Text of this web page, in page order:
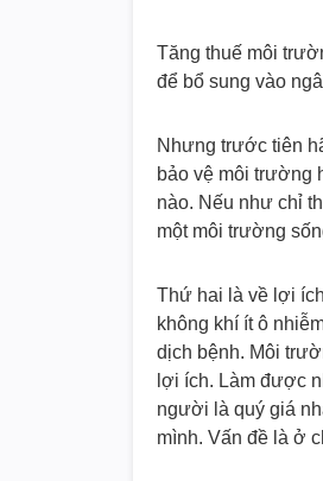
Tăng thuế môi
để bổ sung vào
Nhưng trước tiên
bảo vệ môi trường
nào. Nếu như chỉ
một môi trường
Thứ hai là về lợi
không khí ít ô
dịch bệnh. Môi
lợi ích. Làm được
người là quý giá
mình. Vấn đề là ở